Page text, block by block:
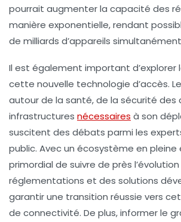
pourrait augmenter la capacité des
manière exponentielle, rendant
de milliards d’appareils
Il est également important d’explorer
cette nouvelle technologie d’accès.
autour de la santé, de la sécurité des
infrastructures nécessaires à son
suscitent des débats parmi les
public. Avec un écosystème en pleine
primordial de suivre de près
réglementations et des solutions
garantir une transition réussie vers
de connectivité. De plus, informer le